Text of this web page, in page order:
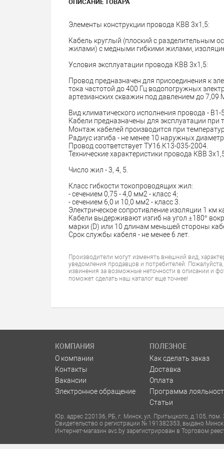
ОПИСАНИЕ ТОВАРА
Элементы конструкции провода КВВ 3х1,5:
Кабель круглый (плоский с разделительным
жилами) с медными гибкими жилами,
Условия эксплуатации провода КВВ 3х1,5:
Провод предназначен для присоединения к
тока частотой до 400 Гц водопогружных
артезианских скважин под давлением до 7,09
Вид климатического исполнения провода - В1-
Кабели предназначены для эксплуатации
Монтаж кабелей производится при
Радиус изгиба - не менее 10 наружных
Провод соответствует ТУ16.К13-035-2004.
Технические характеристики провода КВВ
Число жил - 3, 4, 5.
Класс гибкости токопроводящих жил:
- сечением 0,75 - 4,0 мм2 - класс 4;
- сечением 6,0 и 10,0 мм2 - класс 3.
Электрическое сопротивление изоляции 1 км
Кабели выдерживают изгиб на угол ±180°
марки (D) или 10 длинам меньшей стороны
Срок службы кабеля - не менее 6 лет.
Производители могут изменять внешний вид,
уведомления продавцов и потребителей.
извинения за возможные неточности в описании и
поможет сделать наш каталог еще точнее!
КОМПАНИЯ
О компании
Контакты
Вакансии
Электронное обращение
ПОЛЕЗНОЕ
Как сделать заказ
Доставка
Оплата
Программа
Статьи
Юр. адрес 220136, РБ, г. Минск, ул. Притыцкого, д.105,
Свидетельство о регистрации № 191382353, выдано
Интернет-магазин avs.by зарегистрирован в Торговом